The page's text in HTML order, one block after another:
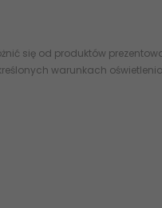
się od produktów
warunkach